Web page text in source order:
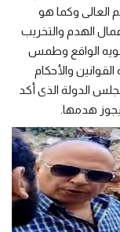
العالى وكما هو
اعمال الهدم والتخريب
الواقع وطمس
والأحكام
الدولة الذى أكد
يجوز هدمها.